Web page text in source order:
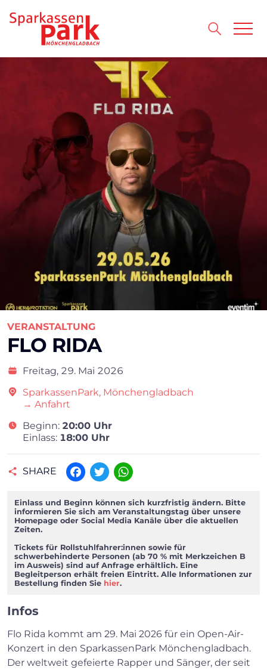
VERANSTALTUNG
FLO RIDA
Freitag, 29. Mai 2026
SparkassenPark, Mönchengladbach
→ Anfahrt
Beginn: 20:00 Uhr
Einlass: 18:00 Uhr
SHARE
Einlass und Beginn können sich kurzfristig ändern. Bitte
informieren Sie sich am Veranstaltungstag über unsere
Homepage oder Social Media Kanäle über die aktuellen
Zeiten.
Tickets für Rollstuhlfahrer:innen sowie für
schwerbehinderte Personen (ab 70 % mit Merkzeichen B
im Ausweis) sind auf Anfrage erhältlich. Eine
Begleitperson erhält freien Eintritt. Alle Informationen zur
Bestellung finden Sie hier.
Infos
Flo Rida kommt am 29. Mai 2026 für ein Open-Air-
Konzert in den SparkassenPark Mönchengladbach.
Der weltweit gefeierte Rapper und Sänger, der seit